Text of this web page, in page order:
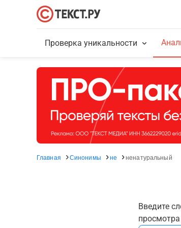
Проверка уникальности
Главная Синонимы не ненатуральный
Введите